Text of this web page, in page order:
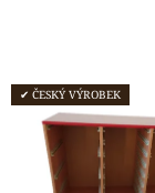
✔ ČESKÝ VÝROBEK